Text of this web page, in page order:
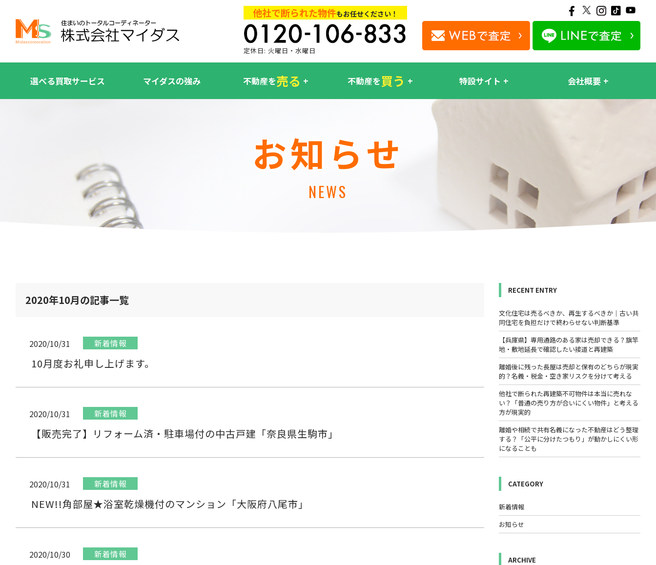
他社で断られた物件もお任せください！
定休日: 火曜日・水曜日
選べる買取サービス マイダスの強み 不動産を売る 不動産を買う 特設サイト 会社概要
お知らせ
NEWS
2020年10月の記事一覧
2020/10/31 新着情報
10月度お礼申し上げます。
2020/10/31 新着情報
【販売完了】リフォーム済・駐車場付の中古戸建「奈良県生駒市」
2020/10/31 新着情報
NEW!!角部屋★浴室乾燥機付のマンション「大阪府八尾市」
2020/10/30 新着情報
RECENT ENTRY
文化住宅は売るべきか、再生するべきか｜古い共
同住宅を負担だけで終わらせない判断基準
【兵庫県】専用通路のある家は売却できる？旗竿
地・敷地延長で確認したい接道と再建築
離婚後に残った長屋は売却と保有のどちらが現実
的？名義・税金・空き家リスクを分けて考える
他社で断られた再建築不可物件は本当に売れな
い？「普通の売り方が合いにくい物件」と考える
方が現実的
離婚や相続で共有名義になった不動産はどう整理
する？「公平に分けたつもり」が動かしにくい形
になることも
CATEGORY
新着情報
お知らせ
ARCHIVE